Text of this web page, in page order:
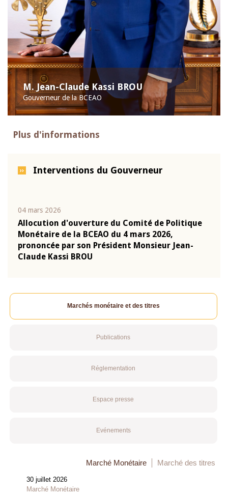
M. Jean-Claude Kassi BROU
Gouverneur de la BCEAO
Plus d'informations
Interventions du Gouverneur
04 mars 2026
Allocution d'ouverture du Comité de Politique
Monétaire de la BCEAO du 4 mars 2026,
prononcée par son Président Monsieur Jean-
Claude Kassi BROU
Marchés monétaire et des titres
Publications
Réglementation
Espace presse
Evénements
Marché Monétaire Marché des titres
30 juillet 2026
Marché Monétaire